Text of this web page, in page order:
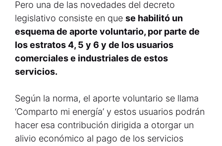
Pero una de las novedades del decreto
legislativo consiste en que se habilitó un
esquema de aporte voluntario, por parte de
los estratos 4, 5 y 6 y de los usuarios
comerciales e industriales de estos
servicios.
Según la norma, el aporte voluntario se llama
‘Comparto mi energía’ y estos usuarios podrán
hacer esa contribución dirigida a otorgar un
alivio económico al pago de los servicios